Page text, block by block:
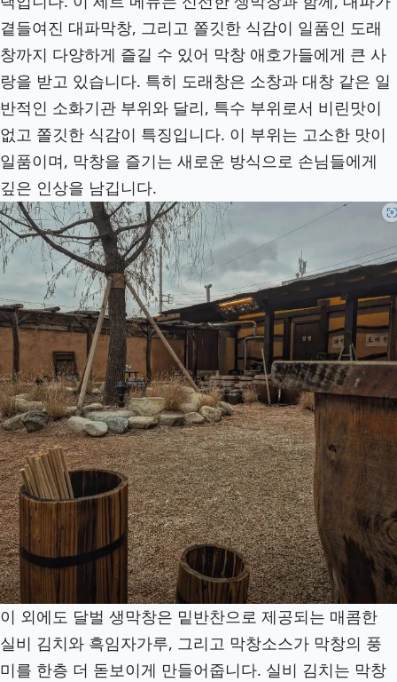
곁들여진 대파막창, 그리고 쫄깃한 식감이 일품인 도래
창까지 다양하게 즐길 수 있어 막창 애호가들에게 큰 사
랑을 받고 있습니다. 특히 도래창은 소창과 대창 같은 일
반적인 소화기관 부위와 달리, 특수 부위로서 비린맛이
없고 쫄깃한 식감이 특징입니다. 이 부위는 고소한 맛이
일품이며, 막창을 즐기는 새로운 방식으로 손님들에게
깊은 인상을 남깁니다.
이 외에도 달벌 생막창은 밑반찬으로 제공되는 매콤한
실비 김치와 흑임자가루, 그리고 막창소스가 막창의 풍
미를 한층 더 돋보이게 만들어줍니다. 실비 김치는 막창